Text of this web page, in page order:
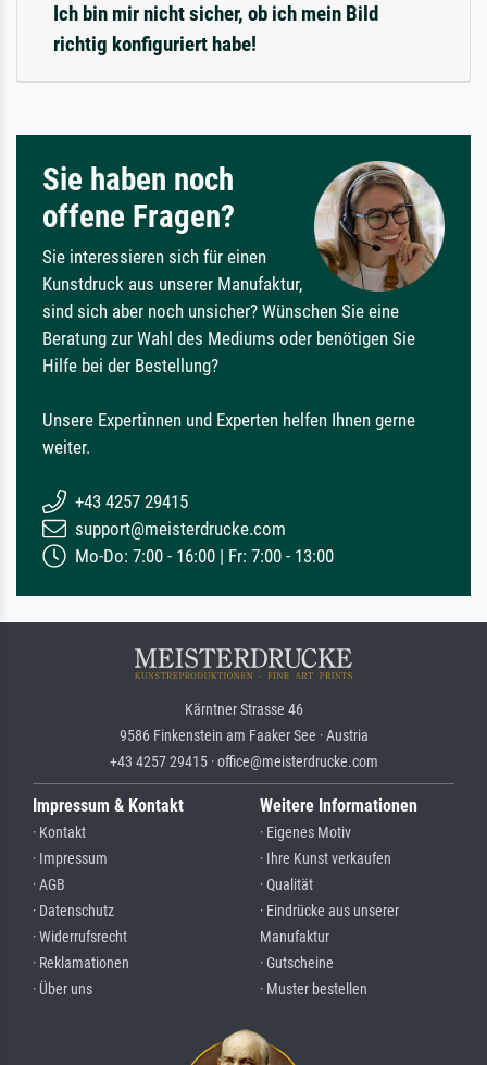
Ich bin mir nicht sicher, ob ich mein Bild
richtig konfiguriert habe!
Sie haben noch
offene Fragen?
Sie interessieren sich für einen
Kunstdruck aus unserer Manufaktur,
sind sich aber noch unsicher? Wünschen Sie eine
Beratung zur Wahl des Mediums oder benötigen Sie
Hilfe bei der Bestellung?
Unsere Expertinnen und Experten helfen Ihnen gerne
weiter.
+43 4257 29415
support@meisterdrucke.com
Mo-Do: 7:00 - 16:00 | Fr: 7:00 - 13:00
Kärntner Strasse 46
9586 Finkenstein am Faaker See · Austria
+43 4257 29415 · office@meisterdrucke.com
Impressum & Kontakt
· Kontakt
· Impressum
· AGB
· Datenschutz
· Widerrufsrecht
· Reklamationen
· Über uns
Weitere Informationen
· Eigenes Motiv
· Ihre Kunst verkaufen
· Qualität
· Eindrücke aus unserer
Manufaktur
· Gutscheine
· Muster bestellen